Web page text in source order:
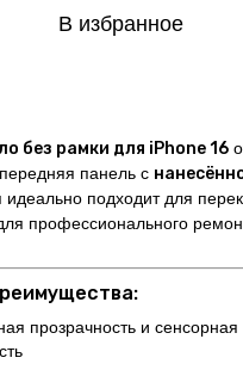
В избранное
без рамки для iPhone 16
панель с
идеально подходит для
профессионального
прозрачность и сенсорная